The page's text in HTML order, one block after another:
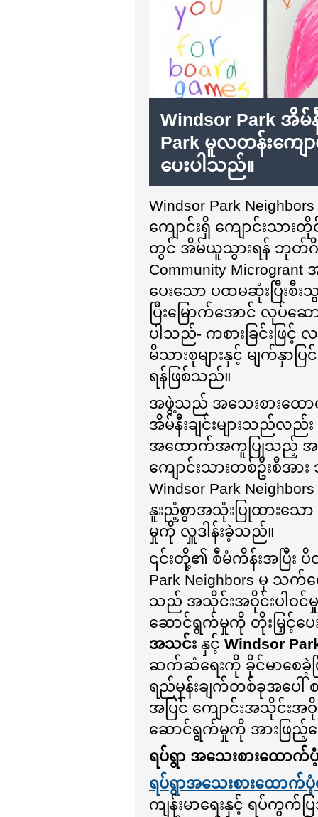
Windsor Park အိမ်
Park မူလတန်းကျေ
ပေးပါသည်။
Windsor Park
ကျောင်းရှိ ကျောင်းသာ
တွင် အိမ်ယူသွားရန် ဘုတ်ဂိမ်း
Community
ပေးသော ပထမဆုံးပြီးစီး
ပြီးမြောက်အောင် လုပ်ဆ
ပါသည်- ကစားခြင်းဖြ
မိသားစုများနှင့် မျက်နှာပ
ရန်ဖြစ်သည်။
အဖွဲ့သည် အသေးစားထောက်
အိမ်နီးချင်းများသည်လ
အထောက်အကူပြုသည့် အပိုလှူ
ကျောင်းသားတစ်ဦးစီအာ
Windsor Park
နူးညံ့စွာအသုံးပြုထားသော
မှုကို လှူဒါန်းခဲ့သည်။
၎င်းတို့၏ စီမံကိန်းအပြီး ပိ
Park Neighbors မှ သ
သည် အသိုင်းအဝိုင်းပါဝင်မှု
ဆောင်ရွက်မှုကို တိုးမြှင့်ပေး
အသင်း နှင့် Windsor
ဆက်ဆံရေးကို ခိုင်မာစေခဲ့
ရည်မှန်းချက်တစ်ခုအပေါ်
အပြင် ကျောင်းအသိုင်းအဝို
ဆောင်ရွက်မှုကို အားဖြည့်ပ
ရပ်ရွာ အသေးစားထောက်
ရပ်ရွာအသေးစားထောက်ပံ့
ကျန်းမာရေးနှင့် ရပ်ကွက်